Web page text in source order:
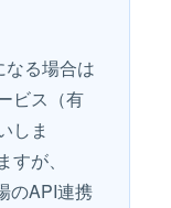
なる場合は
ビス（有
しま
すが、
のAPI連携